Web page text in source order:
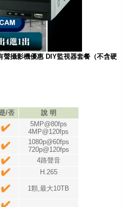
聲攝影機優惠 DIY監視器套餐（不含硬
/否
說 明
5MP@80fps
4MP@120fps
1080p@60fps
720p@120fps
4路聲音
H.265
1顆,最大10TB